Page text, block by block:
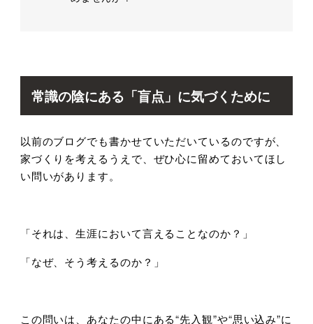
常識の陰にある「盲点」に気づくために
以前のブログでも書かせていただいているのですが、
家づくりを考えるうえで、ぜひ心に留めておいてほし
い問いがあります。
「それは、生涯において言えることなのか？」
「なぜ、そう考えるのか？」
この問いは、あなたの中にある“先入観”や“思い込み”に